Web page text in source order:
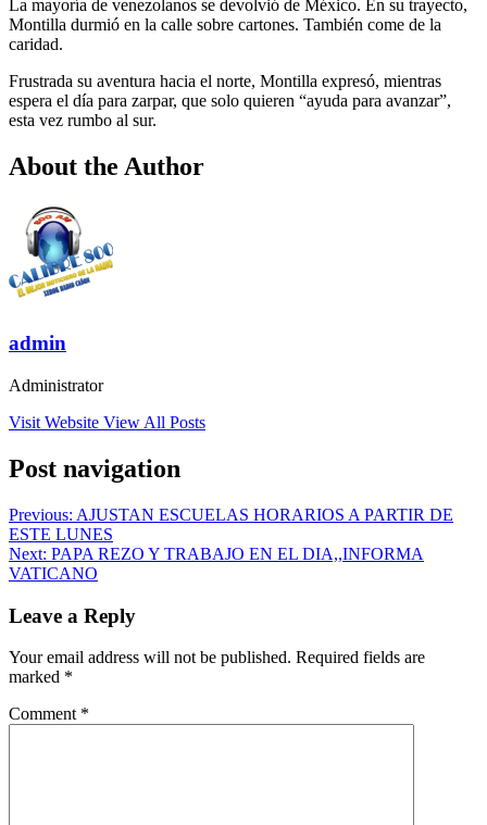
La mayoría de venezolanos se devolvió de México. En su trayecto,
Montilla durmió en la calle sobre cartones. También come de la
caridad.
Frustrada su aventura hacia el norte, Montilla expresó, mientras
espera el día para zarpar, que solo quieren “ayuda para avanzar”,
esta vez rumbo al sur.
About the Author
admin
Administrator
Visit Website View All Posts
Post navigation
Previous: AJUSTAN ESCUELAS HORARIOS A PARTIR DE
ESTE LUNES
Next: PAPA REZO Y TRABAJO EN EL DIA,,INFORMA
VATICANO
Leave a Reply
Your email address will not be published. Required fields are
marked *
Comment *